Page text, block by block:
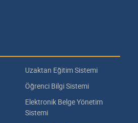
Uzaktan Eğitim Sistemi
Öğrenci Bilgi Sistemi
Elektronik Belge Yönetim
Sistemi